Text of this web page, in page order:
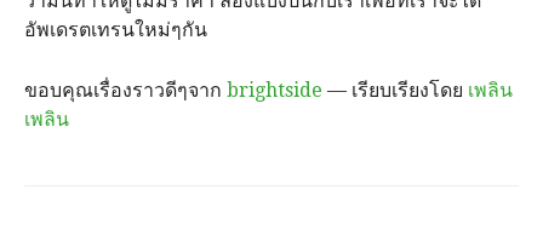
อัพเดรตเทรนใหม่ๆกัน
ขอบคุณเรื่องราวดีๆจาก brightside — เรียบเรียงโดย เพลิน
เพลิน